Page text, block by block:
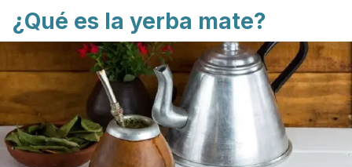
¿Qué es la yerba mate?